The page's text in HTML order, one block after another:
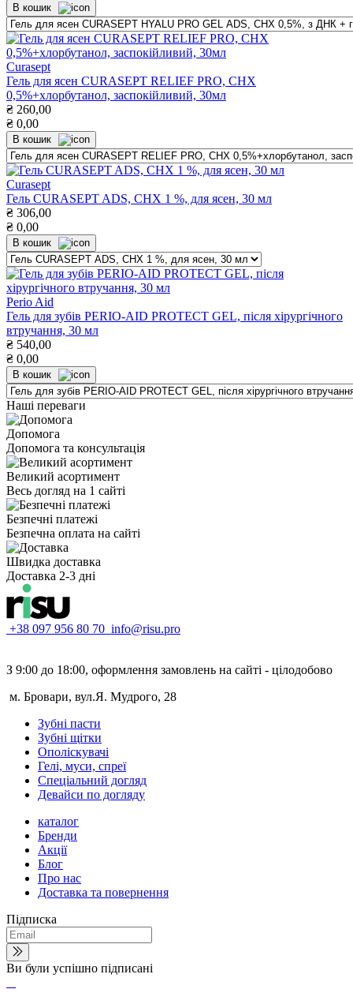
В кошик
Curasept
Гель для ясен CURASEPT RELIEF PRO, СНХ
0,5%+хлорбутанол, заспокійливий, 30мл
₴ 260,00
₴ 0,00
В кошик
Curasept
Гель CURASEPT ADS, CHX 1 %, для ясен, 30 мл
₴ 306,00
₴ 0,00
В кошик
Perio Aid
Гель для зубів PERIO-AID PROTECT GEL, після хірургічного
втручання, 30 мл
₴ 540,00
₴ 0,00
В кошик
Наші переваги
Допомога
Допомога та консультація
Великий асортимент
Весь догляд на 1 сайті
Безпечні платежі
Безпечна оплата на сайті
Швидка доставка
Доставка 2-3 дні
+38 097 956 80 70 info@risu.pro
З 9:00 до 18:00, оформлення замовлень на сайті - цілодобово
м. Бровари, вул.Я. Мудрого, 28
Зубні пасти
Зубні щітки
Ополіскувачі
Гелі, муси, спреї
Спеціальний догляд
Девайси по догляду
каталог
Бренди
Акції
Блог
Про нас
Доставка та повернення
Підписка
Ви були успішно підписані